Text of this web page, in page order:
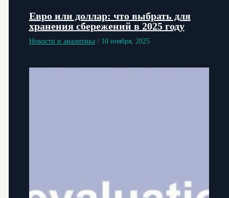
Евро или доллар: что выбрать для
хранения сбережений в 2025 году
Новости и аналитика/ 10 ноября, 2025